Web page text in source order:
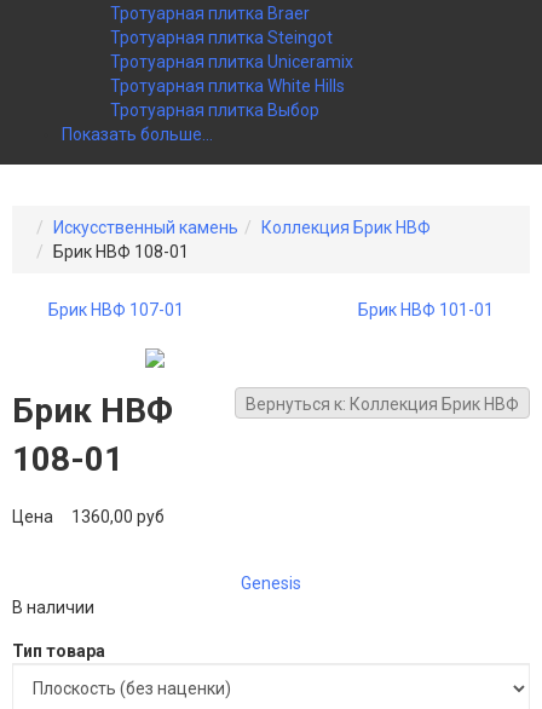
Тротуарная плитка Braer
Тротуарная плитка Steingot
Тротуарная плитка Uniceramix
Тротуарная плитка White Hills
Тротуарная плитка Выбор
Показать больше...
Искусственный камень
Коллекция Брик НВФ
Брик НВФ 108-01
Брик НВФ 107-01 Брик НВФ 101-01
Вернуться к: Коллекция Брик НВФ
Брик НВФ
108-01
Цена 1360,00 руб
Genesis
В наличии
Тип товара